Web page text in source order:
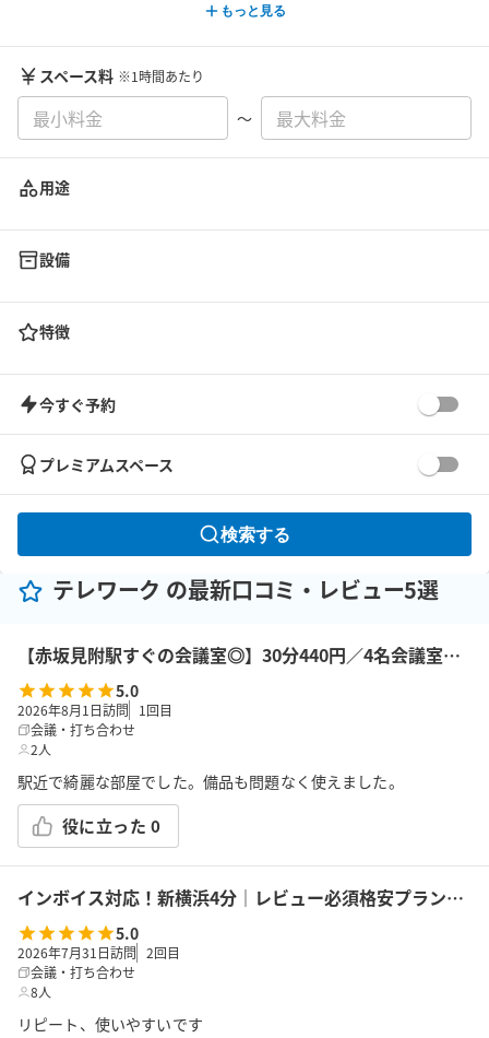
もっと見る
スペース料 ※1時間あたり
〜
用途
設備
特徴
今すぐ予約
プレミアムスペース
検索する
テレワーク の最新口コミ・レビュー5選
【赤坂見附駅すぐの会議室◎】30分440円／4名会議室＜RoomB＞ モニター有 ※予約時間前は入室不可
5.0
2026年8月1日訪問 1 回目
会議・打ち合わせ
2人
駅近で綺麗な部屋でした。備品も問題なく使えました。
役に立った 0
インボイス対応！新横浜4分｜レビュー必須格安プラン｜14席｜土足OK｜Wi-Fi｜43型モニター｜ボドゲ｜面接・勉強｜トイレは女性に嬉しいお部屋外男女別
5.0
2026年7月31日訪問 2回目
会議・打ち合わせ
8人
リピート、使いやすいです